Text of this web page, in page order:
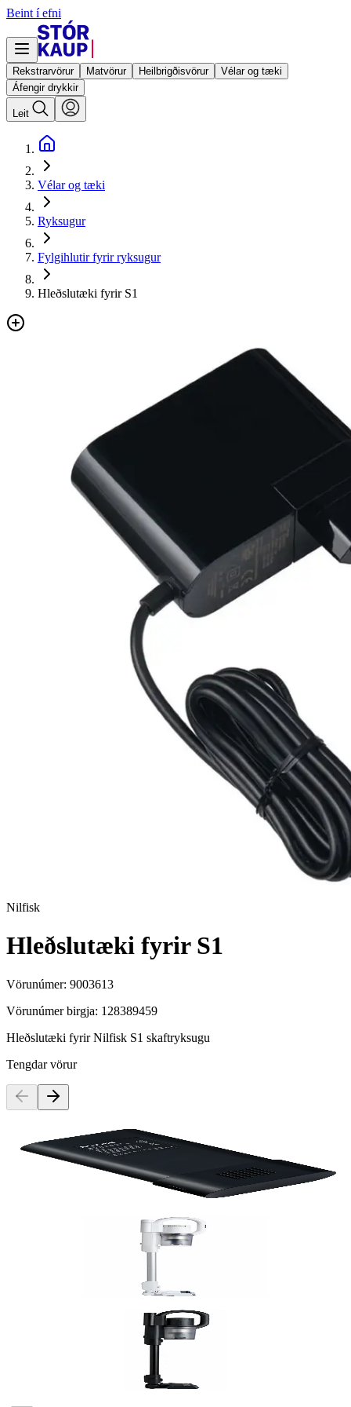
Beint í efni
Rekstrarvörur Matvörur Heilbrigðisvörur
Vélar og tæki
Áfengir drykkir
Leit
Vélar og tæki
Ryksugur
Fylgihlutir fyrir ryksugur
Hleðslutæki fyrir S1
Nilfisk
Hleðslutæki fyrir S1
Vörunúmer: 9003613
Vörunúmer birgja: 128389459
Hleðslutæki fyrir Nilfisk S1 skaftryksugu
Tengdar vörur
Rafhlaða fyrir S1 Svört
Skaftryksuga, S1 Home
Skaftryksuga, S1 Pet Care